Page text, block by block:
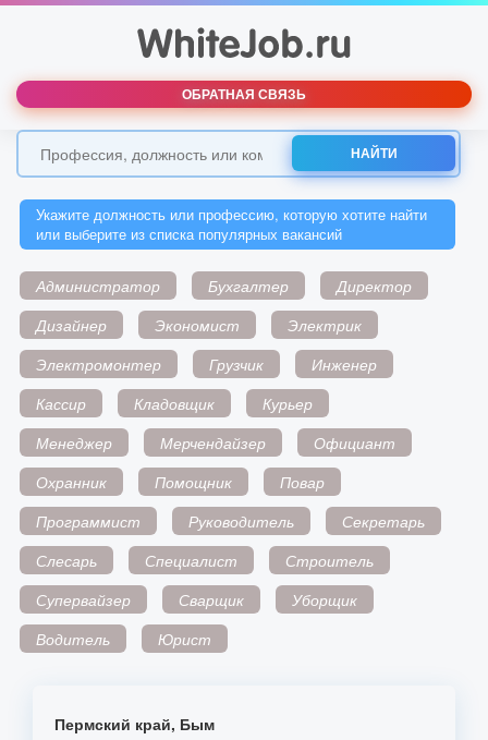
ОБРАТНАЯ СВЯЗЬ
НАЙТИ
Укажите должность или профессию, которую хотите найти
или выберите из списка популярных вакансий
Администратор Бухгалтер
Директор
Дизайнер
Экономист
Электрик
Электромонтер
Грузчик
Инженер
Кассир
Кладовщик
Курьер
Менеджер
Мерчендайзер
Официант
Охранник
Помощник
Повар
Программист
Руководитель
Секретарь
Слесарь
Специалист
Строитель
Супервайзер
Сварщик
Уборщик
Водитель
Юрист
Пермский край, Бым